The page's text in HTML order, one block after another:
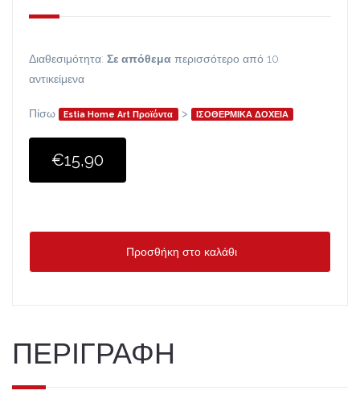
Διαθεσιμότητα: Σε απόθεμα περισσότερο από 10
αντικείμενα
Πίσω Estia Home Art Προϊόντα > ΙΣΟΘΕΡΜΙΚΑ ΔΟΧΕΙΑ
€15,90
Προσθήκη στο καλάθι
ΠΕΡΙΓΡΑΦΗ